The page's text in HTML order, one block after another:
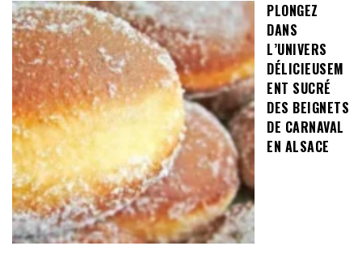
PLONGEZ
DANS
L’UNIVERS
DÉLICIEUSEM
ENT SUCRÉ
DES BEIGNETS
DE CARNAVAL
EN ALSACE